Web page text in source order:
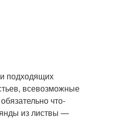
подходящих
всевозможные
что-
из листвы —